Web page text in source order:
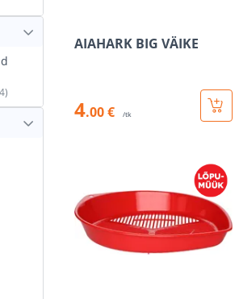
AIAHARK BIG VÄIKE
4.00 € /tk